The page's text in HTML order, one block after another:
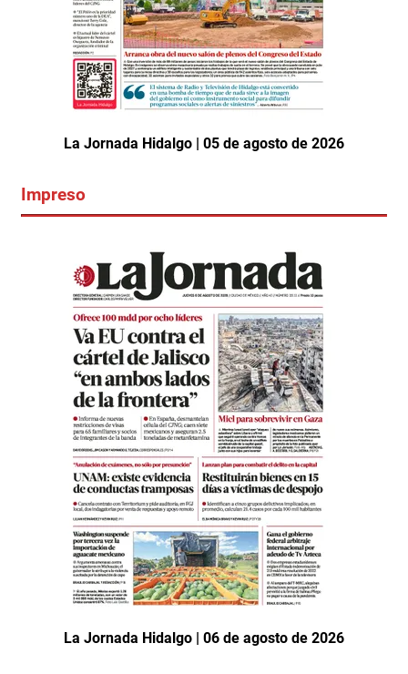
La Jornada Hidalgo | 05 de agosto de 2026
Impreso
La Jornada Hidalgo | 06 de agosto de 2026